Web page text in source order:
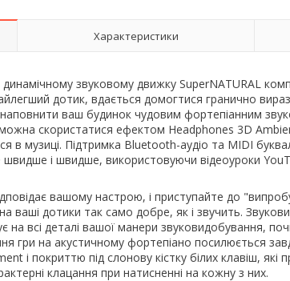
Характеристики
звуковому движку SuperNATURAL
дотик, вдається домогтися гранично
ваш будинок чудовим фортепіанним
можна скористатися ефектом Headphones 3D
в музиці. Підтримка Bluetooth-аудіо та MIDI
і швидше, використовуючи відеоуроки
вашому настрою, і приступайте до
ваші дотики так само добре, як і звучить.
на всі деталі вашої манери звуковидобування,
гри на акустичному фортепіано посилюється
і покриттю під слонову кістку білих клавіш, які
клацання при натисненні на кожну з них.